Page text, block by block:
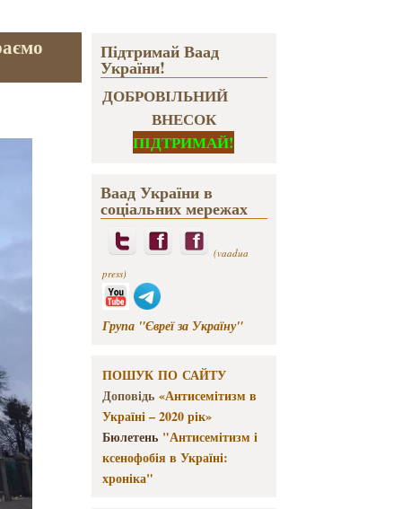
Підтримай Ваад
України!
ДОБРОВІЛЬНИЙ
ВНЕСОК
ПІДТРИМАЙ!
Ваад України в
соціальних мережах
(vaadua
press)
Група "Євреї за Україну"
ПОШУК ПО САЙТУ
Доповідь «Антисемітизм в
Україні – 2020 рік»
Бюлетень "Антисемітизм і
ксенофобія в Україні:
хроніка"